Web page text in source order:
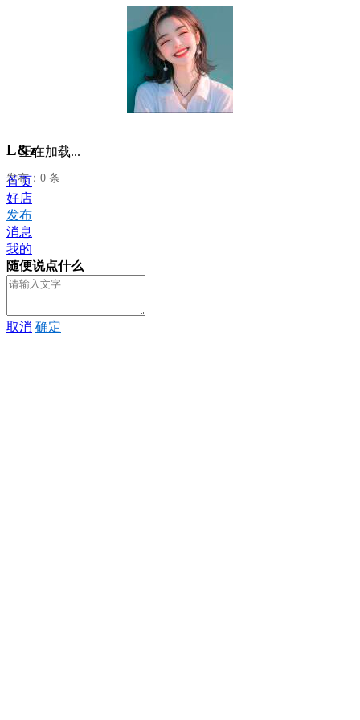
L&z
发布：0 条
正在加载...
首页
好店
发布
消息
我的
随便说点什么
取消 确定